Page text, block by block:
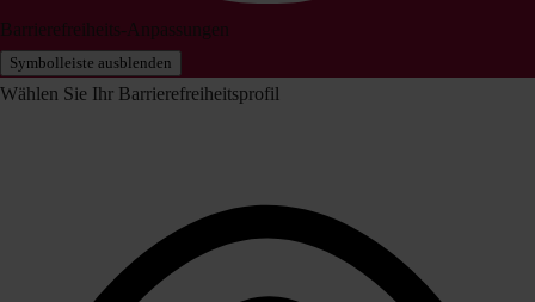
Barrierefreiheits-Anpassungen
Symbolleiste ausblenden
Wählen Sie Ihr Barrierefreiheitsprofil